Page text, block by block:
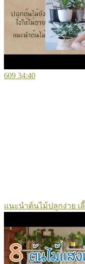
609 34:40
แนะนำต้นไม้ปลูกง่าย เ